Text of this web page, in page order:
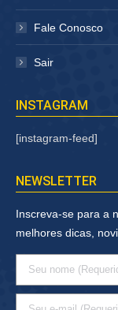
Fale Conosco
Sair
INSTAGRAM
[instagram-feed]
NEWSLETTER
Inscreva-se para a
melhores dicas,